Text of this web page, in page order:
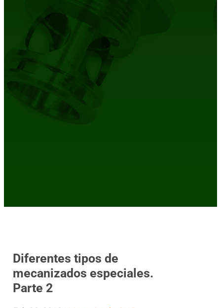
Diferentes tipos de
mecanizados especiales.
Parte 2